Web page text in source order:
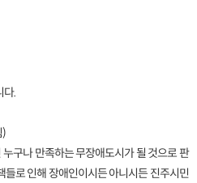
다.
)
구나 만족하는 무장애도시가 될 것으로 판
들로 인해 장애인이시든 아니시든 진주시민